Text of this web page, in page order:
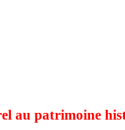
au patrimoine